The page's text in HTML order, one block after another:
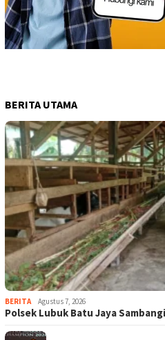
BERITA UTAMA
BERITA Agustus 7, 2026
Polsek Lubuk Batu Jaya